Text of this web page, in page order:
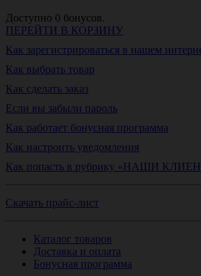
Доступно 0 бонусов.
ПЕРЕЙТИ В КОРЗИНУ
Как зарегистрироваться в нашем
Как выбрать товар
Как сделать заказ
Если вы забыли пароль
Как работает бонусная программа
Как настроить уведомления
Как попасть в рубрику «НАШИ
Скачать прайс-лист
Каталог товаров
Доставка и оплата
Бонусная программа